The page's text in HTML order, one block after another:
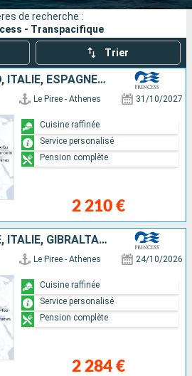
Rechercher
de recherche :
- Transpacifique
Trier
GRÈCE, MONTÉNÉGRO, ITALIE, ESPAGNE, GIBRALTAR, TENERIFE, LANZAROTE, PORTUGAL, ÉTATS-UNIS
Le Piree - Athenes 31/10/2027
2 210 €
Cuisine raffinée
Service personalisé
Pension complète
MONTÉNÉGRO, GRÈCE, ITALIE, GIBRALTAR, ESPAGNE, TENERIFE, ÉTATS-UNIS
Le Piree - Athenes 24/10/2026
2 284 €
Cuisine raffinée
Service personalisé
Pension complète